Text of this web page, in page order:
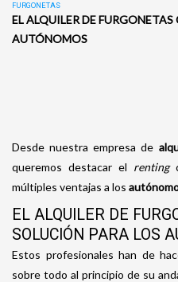
FURGONETAS
EL ALQUILER DE
AUTÓNOMOS
Desde nuestra empresa de
queremos destacar el renting
múltiples ventajas a los
EL ALQUILER DE
SOLUCIÓN PARA LOS
Estos profesionales han de
sobre todo al principio de su